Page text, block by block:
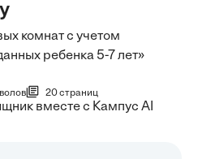
комнат с учетом
ребенка 5-7 лет»
20 страниц
вместе с Кампус AI